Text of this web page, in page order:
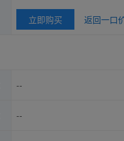
立即购买 返回一口
--
--